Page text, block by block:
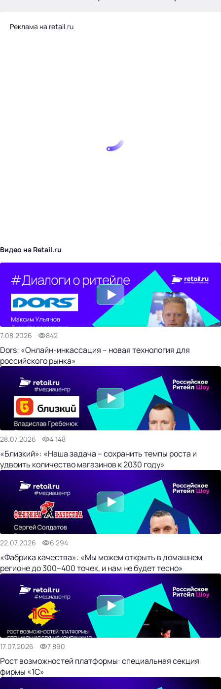
Реклама на retail.ru
Видео на Retail.ru
7.08.2026 842
Dors: «Онлайн-инкассация – новая технология для
российского рынка»
28.07.2026 4 148
«Близкий»: «Наша задача – сохранить темпы роста и
удвоить количество магазинов к 2030 году»
22.07.2026 6 294
«Фабрика качества»: «Мы можем открыть в домашнем
регионе до 300–400 точек, и нам не будет тесно»
17.07.2026 7 890
Рост возможностей платформы: специальная секция
фирмы «1С»